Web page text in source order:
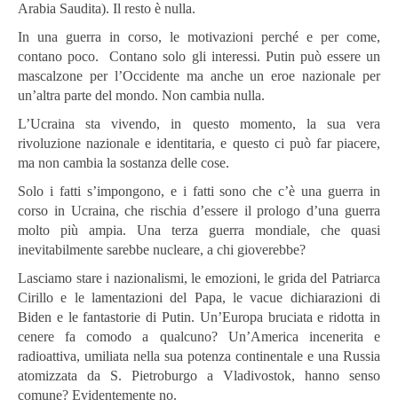
Arabia Saudita). Il resto è nulla.
In una guerra in corso, le motivazioni perché e per come,
contano poco. Contano solo gli interessi. Putin può essere un
mascalzone per l’Occidente ma anche un eroe nazionale per
un’altra parte del mondo. Non cambia nulla.
L’Ucraina sta vivendo, in questo momento, la sua vera
rivoluzione nazionale e identitaria, e questo ci può far piacere,
ma non cambia la sostanza delle cose.
Solo i fatti s’impongono, e i fatti sono che c’è una guerra in
corso in Ucraina, che rischia d’essere il prologo d’una guerra
molto più ampia. Una terza guerra mondiale, che quasi
inevitabilmente sarebbe nucleare, a chi gioverebbe?
Lasciamo stare i nazionalismi, le emozioni, le grida del Patriarca
Cirillo e le lamentazioni del Papa, le vacue dichiarazioni di
Biden e le fantastorie di Putin. Un’Europa bruciata e ridotta in
cenere fa comodo a qualcuno? Un’America incenerita e
radioattiva, umiliata nella sua potenza continentale e una Russia
atomizzata da S. Pietroburgo a Vladivostok, hanno senso
comune? Evidentemente no.